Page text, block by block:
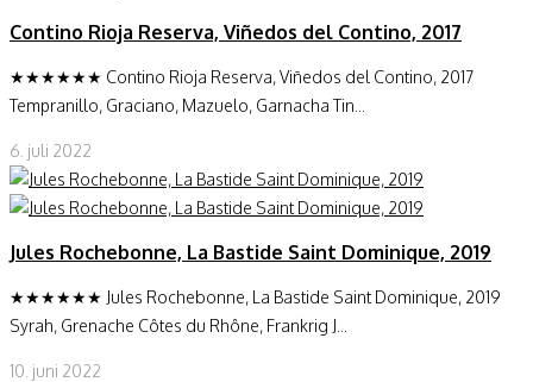
Contino Rioja Reserva, Viñedos del Contino, 2017
★★★★★★ Contino Rioja Reserva, Viñedos del Contino, 2017
Tempranillo, Graciano, Mazuelo, Garnacha Tin...
6. juli 2022
Jules Rochebonne, La Bastide Saint Dominique, 2019
★★★★★★ Jules Rochebonne, La Bastide Saint Dominique, 2019
Syrah, Grenache Côtes du Rhône, Frankrig J...
10. juni 2022